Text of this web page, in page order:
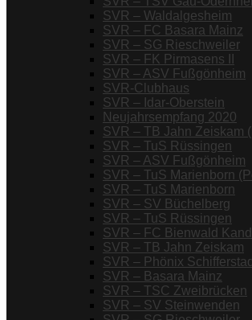
SVR – Waldalgesheim
SVR – FC Basara Mainz
SVR – SG Rieschweiler
SVR – FK Pirmasens II
SVR – ASV Fußgönheim
SVR-Clubhaus
SVR – Idar-Oberstein
Neujahrsempfang 2020
SVR – TB Jahn Zeiskam
SVR – TuS Rüssingen
SVR – ASV Fußgönheim
SVR – TuS Marienborn
SVR – TuS Marienborn
SVR – SV Büchelberg
SVR – TuS Rüssingen
SVR – FC Bienwald
SVR – TB Jahn Zeiskam
SVR – Phönix
SVR – Basara Mainz
SVR – TSC Zweibrücken
SVR – SV Steinwenden